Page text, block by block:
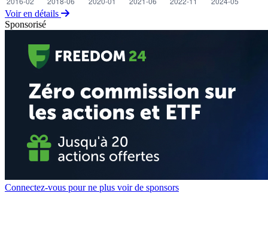
Voir en détails
Sponsorisé
Connectez-vous pour ne plus voir de sponsors